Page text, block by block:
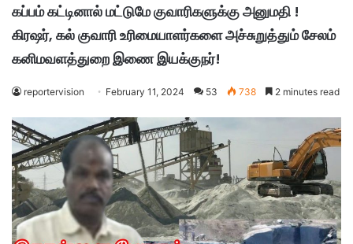
கப்பம் கட்டினால் மட்டுமே குவாரிகளுக்கு அனுமதி !
கிரஷர், கல் குவாரி உரிமையாளர்களை அச்சுறுத்தும் சேலம்
கனிமவளத்துறை இணை இயக்குநர்!
reportervision February 11, 2024 53 738 2 minutes read